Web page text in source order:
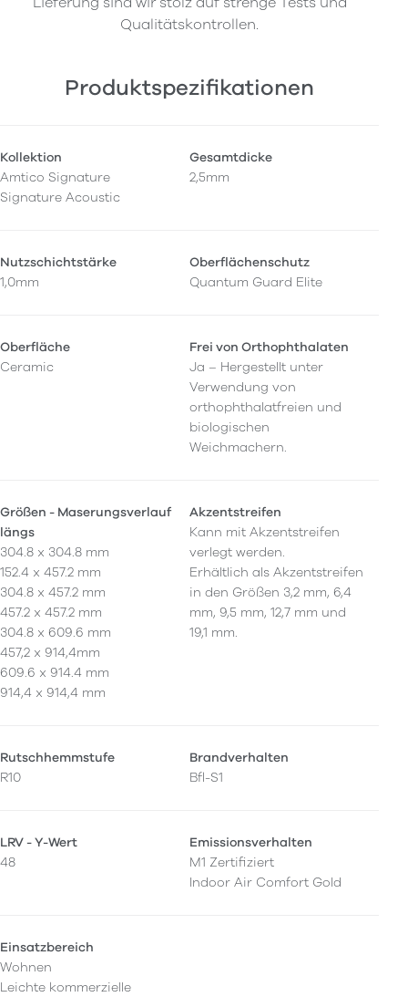
Qualitätskontrollen.
Produktspezifikationen
Kollektion
Amtico Signature
Signature Acoustic
Gesamtdicke
2,5mm
Nutzschichtstärke
1,0mm
Oberflächenschutz
Quantum Guard Elite
Oberfläche
Ceramic
Frei von Orthophthalaten
Ja – Hergestellt unter
Verwendung von
orthophthalatfreien und
biologischen
Weichmachern.
Größen - Maserungsverlauf
längs
304.8 x 304.8 mm
152.4 x 457.2 mm
304.8 x 457.2 mm
457.2 x 457.2 mm
304.8 x 609.6 mm
457,2 x 914,4mm
609.6 x 914.4 mm
914,4 x 914,4 mm
Akzentstreifen
Kann mit Akzentstreifen
verlegt werden.
Erhältlich als Akzentstreifen
in den Größen 3,2 mm, 6,4
mm, 9,5 mm, 12,7 mm und
19,1 mm.
Rutschhemmstufe
R10
Brandverhalten
Bfl-S1
LRV - Y-Wert
48
Emissionsverhalten
M1 Zertifiziert
Indoor Air Comfort Gold
Einsatzbereich
Wohnen
Leichte kommerzielle